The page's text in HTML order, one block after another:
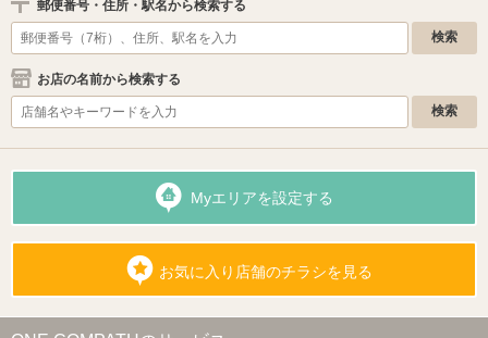
郵便番号・住所・駅名から検索する
お店の名前から検索する
Myエリアを設定する
お気に入り店舗のチラシを見る